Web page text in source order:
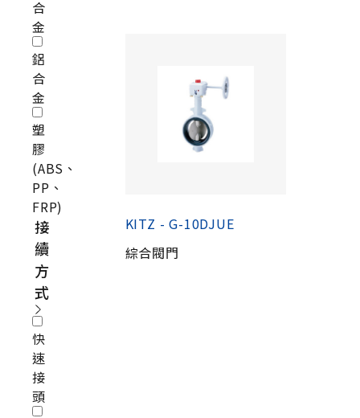
合
金
鋁
合
金
塑
膠
(ABS、
PP、
FRP)
接
續
方
式
快
速
接
頭
KITZ - G-10DJUE
綜合閥門